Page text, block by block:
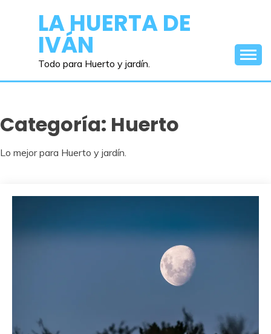
contenidoLA HUERTA DE
IVÁN
Todo para Huerto y jardín.
Categoría: Huerto
Lo mejor para Huerto y jardín.